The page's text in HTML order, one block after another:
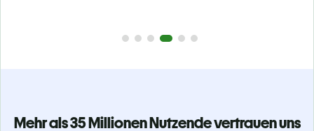
Mehr als 35 Millionen Nutzende vertrauen uns